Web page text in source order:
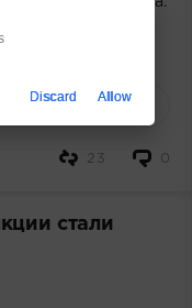
0
23
стали
Discard Allow